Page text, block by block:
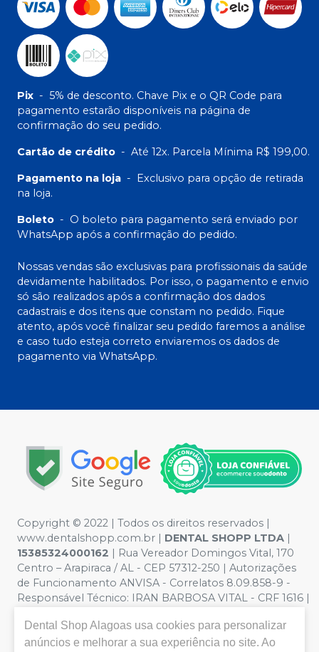
Pix - 5% de desconto. Chave Pix e o QR Code para
pagamento estarão disponíveis na página de
confirmação do seu pedido.
Cartão de crédito - Até 12x. Parcela Mínima R$ 199,00.
Pagamento na loja - Exclusivo para opção de retirada
na loja.
Boleto - O boleto para pagamento será enviado por
WhatsApp após a confirmação do pedido.
Nossas vendas são exclusivas para profissionais da saúde
devidamente habilitados. Por isso, o pagamento e envio
só são realizados após a confirmação dos dados
cadastrais e dos itens que constam no pedido. Fique
atento, após você finalizar seu pedido faremos a análise
e caso tudo esteja correto enviaremos os dados de
pagamento via WhatsApp.
Copyright © 2022 | Todos os direitos reservados |
www.dentalshopp.com.br | DENTAL SHOPP LTDA |
15385324000162 | Rua Vereador Domingos Vital, 170
Centro – Arapiraca / AL - CEP 57312-250 | Autorizações
de Funcionamento ANVISA - Correlatos 8.09.858-9 -
Responsável Técnico: IRAN BARBOSA VITAL - CRF 1616 |
ilustrativas - Os preços e condições da loja virtual estão
sujeitos a alterações. Em caso de divergência de preços
Dental Shop Alagoas usa cookies para personalizar
anúncios e melhorar a sua experiência no site. Ao